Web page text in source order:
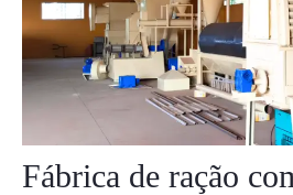
Fábrica de ração